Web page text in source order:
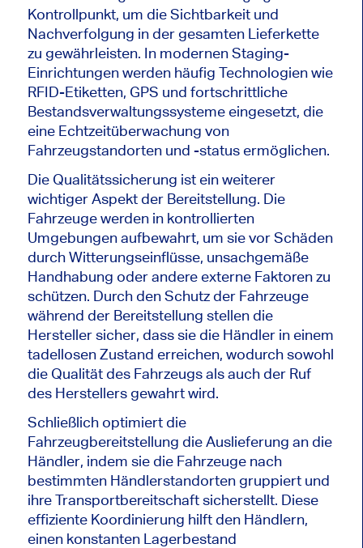
Kontrollpunkt, um die Sichtbarkeit und
Nachverfolgung in der gesamten Lieferkette
zu gewährleisten. In modernen Staging-
Einrichtungen werden häufig Technologien wie
RFID-Etiketten, GPS und fortschrittliche
Bestandsverwaltungssysteme eingesetzt, die
eine Echtzeitüberwachung von
Fahrzeugstandorten und -status ermöglichen.
Die Qualitätssicherung ist ein weiterer
wichtiger Aspekt der Bereitstellung. Die
Fahrzeuge werden in kontrollierten
Umgebungen aufbewahrt, um sie vor Schäden
durch Witterungseinflüsse, unsachgemäße
Handhabung oder andere externe Faktoren zu
schützen. Durch den Schutz der Fahrzeuge
während der Bereitstellung stellen die
Hersteller sicher, dass sie die Händler in einem
tadellosen Zustand erreichen, wodurch sowohl
die Qualität des Fahrzeugs als auch der Ruf
des Herstellers gewahrt wird.
Schließlich optimiert die
Fahrzeugbereitstellung die Auslieferung an die
Händler, indem sie die Fahrzeuge nach
bestimmten Händlerstandorten gruppiert und
ihre Transportbereitschaft sicherstellt. Diese
effiziente Koordinierung hilft den Händlern,
einen konstanten Lagerbestand